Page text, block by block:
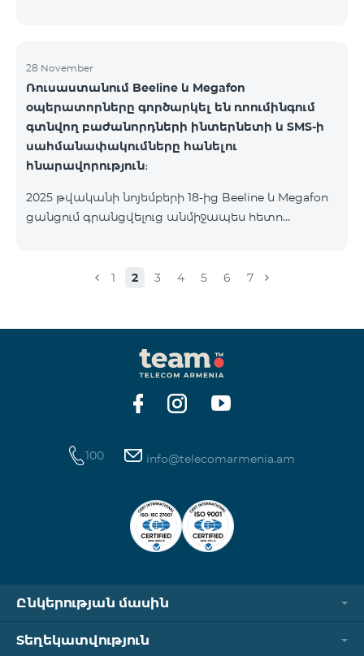
սակագնային փաթեթին, որի շրջանակներում
կստանան անսահմանափակ ինտերնետ, 2000
րոպե դեպի ՀՀ բոլոր ցանցեր, ԱՄՆ, Կանադա, ՌԴ
Beeline և Tele2 ցանցեր, 500 SMS, 200 ՄԲ
ռոումինգում, 60 TV ալիք։ «BeFree 5000 unlimit»
սակագնային փաթեթի ամսավճարը կազմում է
սակագնային փաթեթը կդադարի գ
28 November
Ռուսաստանում Beeline և Megafon
օպերատորները գործարկել են ռոումինգում
գտնվող բաժանորդների ինտերնետի և SMS-ի
սահմանափակումները հանելու
հնարավորություն։
2025 թվականի նոյեմբերի 18-ից Beeline և Megafon
ցանցում գրանցվելուց անմիջապես հետո
էջին։ Ստուգումը հաջողությամբ անցնելուց հետո
կերպով։ Խնդրում ենք ուշադրություն դարձնել, որ
Captcha հղումն աշխատում է միայն
համապատասխան օպերատորի բջջային
ցանցին միացված լինելու դեպքում։ Wi-Fi-ը և VPN-
ը պետք է անջատված լինեն, հակառակ դեպքում
1 2 3 4 5 6 7
100 info@telecomarmenia.am
Ընկերության մասին
Տեղեկատվություն